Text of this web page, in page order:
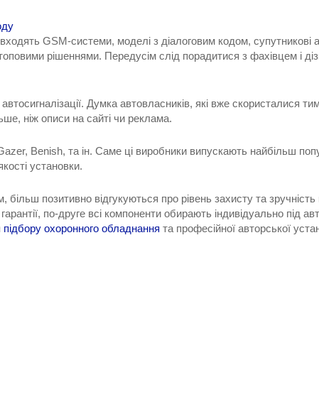
GSM-системи, моделі з діалоговим кодом, супутникові
рішеннями. Передусім слід порадитися з фахівцем і
Думка автовласників, які вже скористалися
ніж описи на сайті чи реклама.
Benish, та ін. Саме ці виробники випускають найбільш
установки.
позитивно відгукуються про рівень захисту та
по-друге всі компоненти обирають індивідуально під
підбору охоронного обладнання та професійної авторської